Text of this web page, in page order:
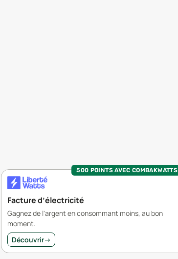
500 POINTS AVEC COMBAKWATTS
Facture d’électricité
Gagnez de l'argent en consommant moins, au bon
moment.
Découvrir→